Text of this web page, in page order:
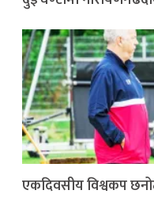
एकदिवसीय विश्वकप